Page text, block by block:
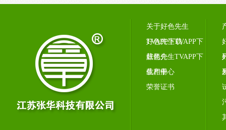
关于好色先生
TVAPP下载
好色先生TVAPP下
载简介
好色先生TVAPP下
载相册
生产中心
荣誉证书